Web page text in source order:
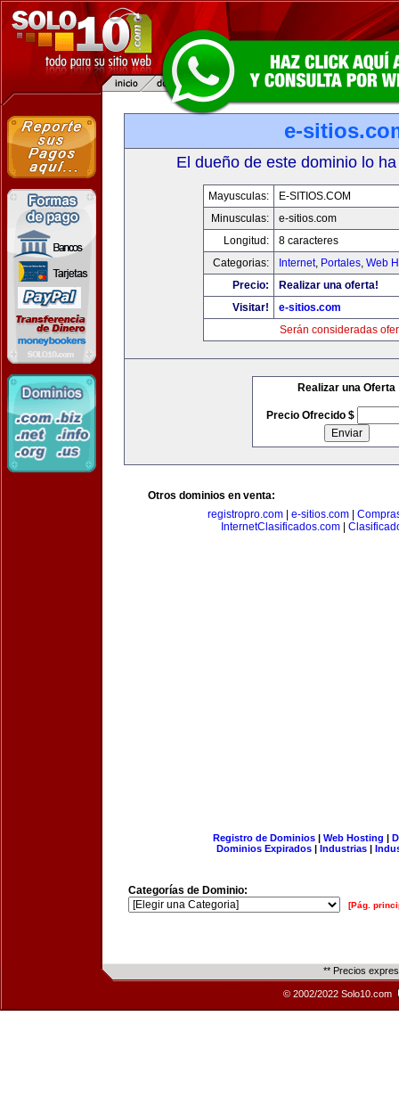
e-
El dueño de este dominio lo
Mayusculas:
E-SITIOS.COM
Minusculas:
e-sitios.com
Longitud:
8 caracteres
Categorias:
Internet, Portales, Web
Precio:
Realizar una oferta!
Visitar!
e-sitios.com
Serán consideradas
Realizar una Oferta
Precio Ofrecido $
Otros dominios en venta:
registropro.com
e-sitios.com
InternetClasificados.com|
Registro de Dominios| Web Hosting |
Dominios Expirados | Industrias |
Categorías de Dominio:
[Pág.
** Precios
© 2002/2022 Solo10.com